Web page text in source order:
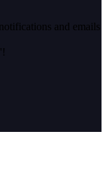
and emails